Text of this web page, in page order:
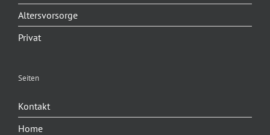
Altersvorsorge
Privat
Seiten
Kontakt
Home